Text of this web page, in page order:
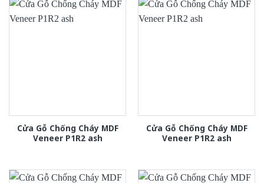
Cửa Gỗ Chống Cháy MDF
Veneer P1R2 ash
Cửa Gỗ Chống Cháy MDF
Veneer P1R2 ash